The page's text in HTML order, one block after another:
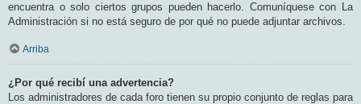
encuentra o solo ciertos grupos pueden hacerlo. Comuníquese con La
Administración si no está seguro de por qué no puede adjuntar archivos.
Arriba
¿Por qué recibí una advertencia?
Los administradores de cada foro tienen su propio conjunto de reglas para